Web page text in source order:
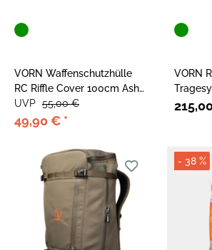
VORN Waffenschutzhülle
RC Riffle Cover 100cm Ash
Green
49,90 € *
UVP 55,00 €
VORN
Green
- 38 %